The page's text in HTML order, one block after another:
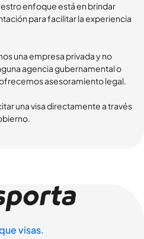
enfoque está en brindar
para facilitar la experiencia
una empresa privada y no
agencia gubernamental o
asesoramiento legal.
una visa directamente a través
visas.